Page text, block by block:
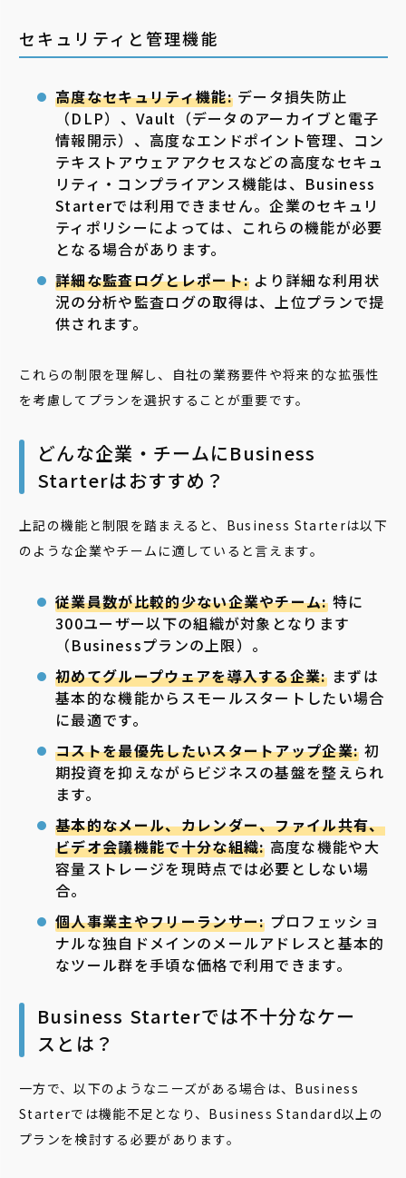
セキュリティと管理機能
高度なセキュリティ機能:データ損失防止
（DLP）、Vault（データのアーカイブと電子
情報開示）、高度なエンドポイント管理、コン
テキストアウェアアクセスなどの高度なセキュ
リティ・コンプライアンス機能は、Business
Starterでは利用できません。企業のセキュリ
ティポリシーによっては、これらの機能が必要
となる場合があります。
詳細な監査ログとレポート: より詳細な利用状
況の分析や監査ログの取得は、上位プランで提
供されます。
これらの制限を理解し、自社の業務要件や将来的な拡張性
を考慮してプランを選択することが重要です。
どんな企業・チームにBusiness
Starterはおすすめ？
上記の機能と制限を踏まえると、Business Starterは以下
のような企業やチームに適していると言えます。
従業員数が比較的少ない企業やチーム:特に
300ユーザー以下の組織が対象となります
（Businessプランの上限）。
初めてグループウェアを導入する企業:まずは
基本的な機能からスモールスタートしたい場合
に最適です。
コストを最優先したいスタートアップ企業: 初
期投資を抑えながらビジネスの基盤を整えられ
ます。
基本的なメール、カレンダー、ファイル共有、
ビデオ会議機能で十分な組織: 高度な機能や大
容量ストレージを現時点では必要としない場
合。
個人事業主やフリーランサー: プロフェッショ
ナルな独自ドメインのメールアドレスと基本的
なツール群を手頃な価格で利用できます。
Business Starterでは不十分なケー
スとは？
一方で、以下のようなニーズがある場合は、Business
Starterでは機能不足となり、Business Standard以上の
プランを検討する必要があります。